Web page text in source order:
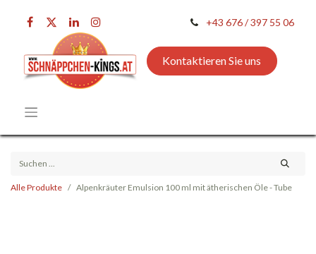
+43 676 / 397 55 06
Kontaktieren Sie uns
Alle Produkte Alpenkräuter Emulsion 100 ml mit ätherischen Öle - Tube